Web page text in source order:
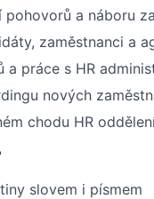
a náboru
zaměstnanci a
a práce s HR
nových
chodu HR
slovem i písmem